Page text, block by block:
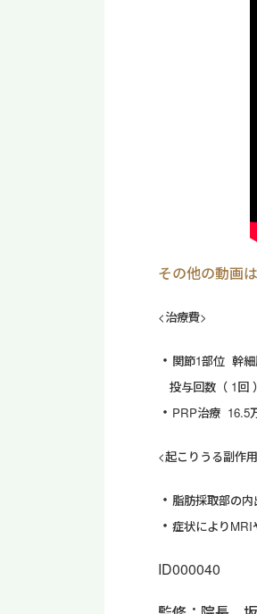
その他の動画
<治療費>
関節1部位 幹
投与回数（ 1回
PRP治療 16.5
<起こりうる副作
脂肪採取部の内
症状によりMRI
ID000040